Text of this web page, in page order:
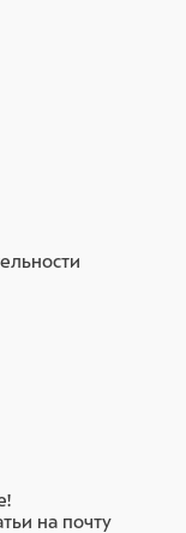
на почту